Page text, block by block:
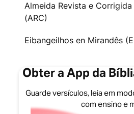
Almeida Revista e
(ARC)
Eibangeilhos en Mirandês
Obter a App da
Guarde versículos, leia em
com ensino e